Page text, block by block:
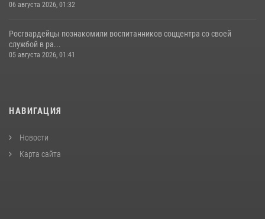
06 августа 2026, 01:32
Росгвардейцы познакомили воспитанников соццентра со своей
службой в ра...
05 августа 2026, 01:41
НАВИГАЦИЯ
Новости
Карта сайта